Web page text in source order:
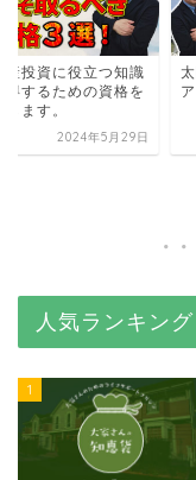
産投資に役立つ知識
得するための資格を
ます。
2024年5月29日
人気ランキング
1